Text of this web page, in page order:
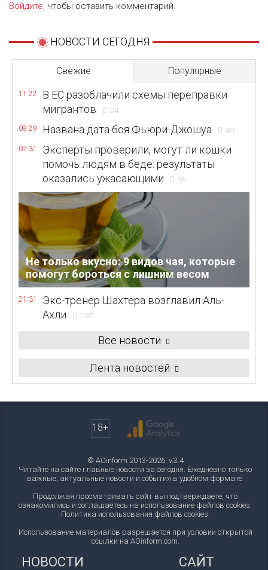
Войдите, чтобы оставить комментарий.
НОВОСТИ СЕГОДНЯ
Свежие Популярные
11:22
В ЕС разоблачили схемы переправки
мигрантов
34
09:29 Названа дата боя Фьюри-Джошуа 80
07:31
Эксперты проверили, могут ли кошки
помочь людям в беде: результаты
оказались ужасающими
95
Не только вкусно: 9 видов чая, которые
помогут бороться с лишним весом
21:31
Экс-тренер Шахтера возглавил Аль-
Ахли
197
Все новости
Лента новостей
18+
© AOinform 2013-2026. v.3.4
Читайте на сайте главные новости за сегодня. Ежедневно только
важные, актуальные новости и события в удобном формате.
Продолжая просматривать сайт вы подтверждаете, что
ознакомились и соглашаетесь на использование файлов cookies.
Политика использования файлов cookies.
Использование материалов разрешается при условии открытой
ссылки на AOinform.com.
НОВОСТИ САЙТ